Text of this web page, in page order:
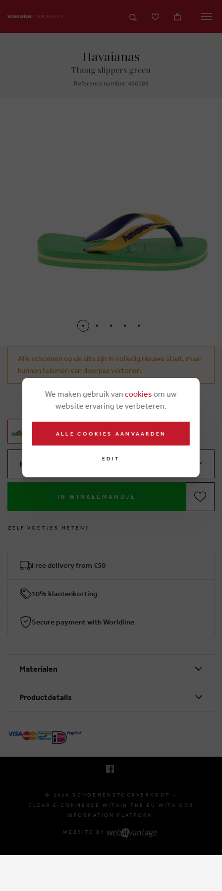
Havaianas
Thong slippers green
Reference number: 460188
Alle schoenen op de site zijn in volledig nieuwe staat, maar
kunnen tekenen van doorpas vertonen.
€ 23,00
Kies je maat
IN WINKELMANDJE
Z E L F V O E T J E S M E T E N ?
Free delivery from €50
10% klantenkorting
Secure payment with Worldline
Materialen
Productdetails
E. INFO@SCHOENENSTOCKVERKOOP.BE
© 2026 SCHOENENSTOCKVERKOOP -
CLEAR E-COMMERCE WITHIN THE EU WITH ODR
INFORMATION PLATFORM.
WEBSITE BY
We maken gebruik van cookies om uw
website ervaring te verbeteren.
ALLE COOKIES AANVAARDEN
EDIT